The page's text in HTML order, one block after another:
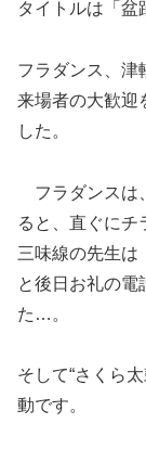
タイトルは「盆
フラダンス、津
来場者の大歓迎
した。
フラダンスは
ると、直ぐにチ
三味線の先生は
と後日お礼の電
た…。
そして“さくら
動です。